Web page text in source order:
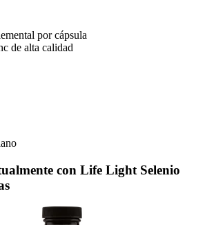
por cápsula
de alta calidad
con Life Light Selenio